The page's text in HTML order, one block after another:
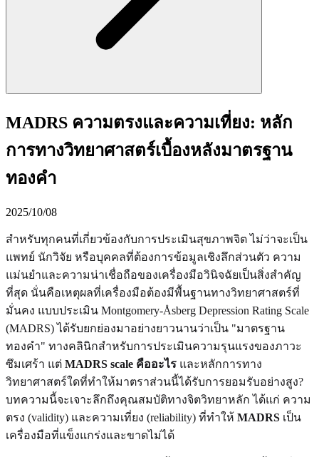
MADRS ความตรงและความเที่ยง: หลัก
การทางวิทยาศาสตร์เบื้องหลังมาตรฐาน
ทองคำ
2025/10/08
สำหรับทุกคนที่เกี่ยวข้องกับการประเมินสุขภาพจิต ไม่ว่าจะเป็น
แพทย์ นักวิจัย หรือบุคคลที่ต้องการข้อมูลเชิงลึกส่วนตัว ความ
แม่นยำและความน่าเชื่อถือของเครื่องมือวินิจฉัยเป็นสิ่งสำคัญ
ที่สุด นั่นคือเหตุผลที่เครื่องมือต้องมีพื้นฐานทางวิทยาศาสตร์ที่
มั่นคง แบบประเมิน Montgomery-Åsberg Depression Rating Scale
(MADRS) ได้รับยกย่องมาอย่างยาวนานว่าเป็น "มาตรฐาน
ทองคำ" ทางคลินิกสำหรับการประเมินความรุนแรงของภาวะ
ซึมเศร้า แต่ MADRS scale คืออะไร และหลักการทาง
วิทยาศาสตร์ใดที่ทำให้มาตราส่วนนี้ได้รับการยอมรับอย่างสูง?
บทความนี้จะเจาะลึกถึงคุณสมบัติทางจิตวิทยาหลัก ได้แก่ ความ
ตรง (validity) และความเที่ยง (reliability) ที่ทำให้ MADRS เป็น
เครื่องมือที่แข็งแกร่งและขาดไม่ได้